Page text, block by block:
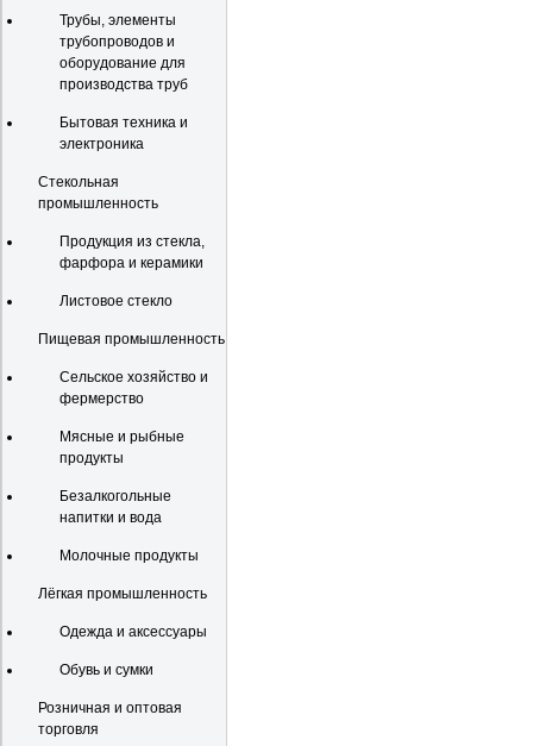
Трубы, элементы
трубопроводов и
оборудование для
производства труб
Бытовая техника и
электроника
Стекольная
промышленность
Продукция из стекла,
фарфора и керамики
Листовое стекло
Пищевая промышленность
Сельское хозяйство и
фермерство
Мясные и рыбные
продукты
Безалкогольные
напитки и вода
Молочные продукты
Лёгкая промышленность
Одежда и аксессуары
Обувь и сумки
Розничная и оптовая
торговля